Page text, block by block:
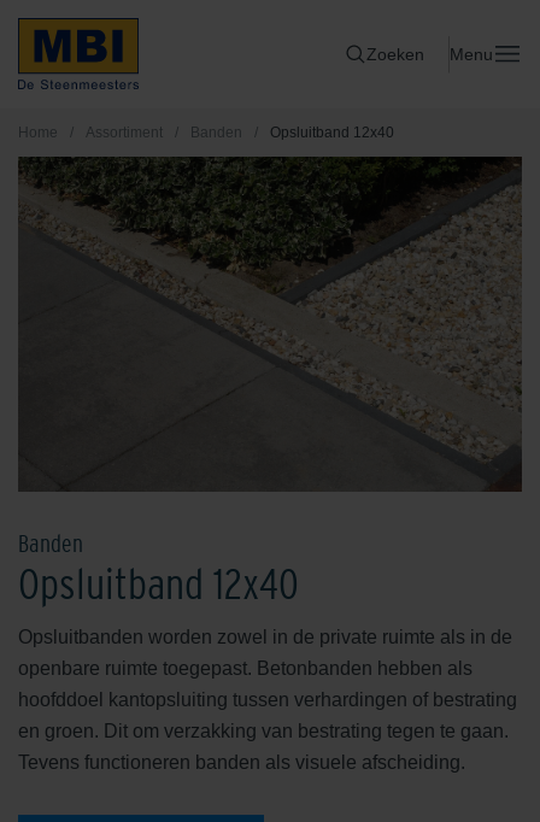
Zoeken Menu
Home / Assortiment / Banden / Opsluitband 12x40
Banden
Opsluitband 12x40
Opsluitbanden worden zowel in de private ruimte als in de
openbare ruimte toegepast. Betonbanden hebben als
hoofddoel kantopsluiting tussen verhardingen of bestrating
en groen. Dit om verzakking van bestrating tegen te gaan.
Tevens functioneren banden als visuele afscheiding.